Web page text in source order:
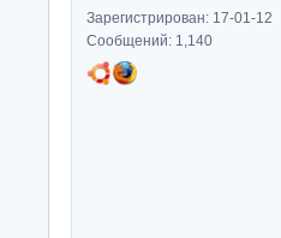
Зарегистрирован: 17-01-12
Сообщений: 1,140